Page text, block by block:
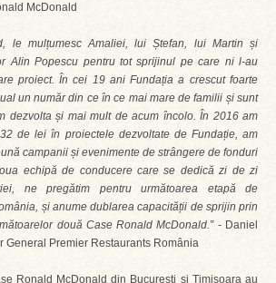
McDonald
le mulțumesc Amaliei, lui Ștefan, lui Martin și
Alin Popescu pentru tot sprijinul pe care ni l-au
proiect. În cei 19 ani Fundația a crescut foarte
un număr din ce în ce mai mare de familii și sunt
dezvolta și mai mult de acum încolo. În 2016 am
de lei în proiectele dezvoltate de Fundație, am
campanii și evenimente de strângere de fonduri
echipă de conducere care se dedică zi de zi
ne pregătim pentru următoarea etapă de
și anume dublarea capacității de sprijin prin
două Case Ronald McDonald.” - Daniel
General Premier Restaurants România
Ronald McDonald din București și Timișoara au